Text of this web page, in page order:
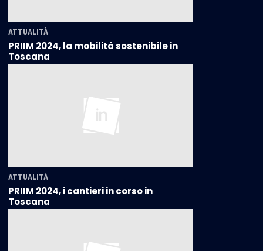
ATTUALITÀ
PRIIM 2024, la mobilità sostenibile in
Toscana
ATTUALITÀ
PRIIM 2024, i cantieri in corso in
Toscana